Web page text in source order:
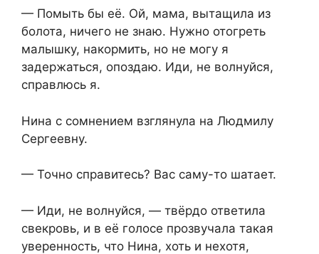
— Помыть бы её. Ой, мама, вытащила из
болота, ничего не знаю. Нужно отогреть
малышку, накормить, но не могу я
задержаться, опоздаю. Иди, не волнуйся,
справлюсь я.
Нина с сомнением взглянула на Людмилу
Сергеевну.
— Точно справитесь? Вас саму-то шатает.
— Иди, не волнуйся, — твёрдо ответила
свекровь, и в её голосе прозвучала такая
уверенность, что Нина, хоть и нехотя,